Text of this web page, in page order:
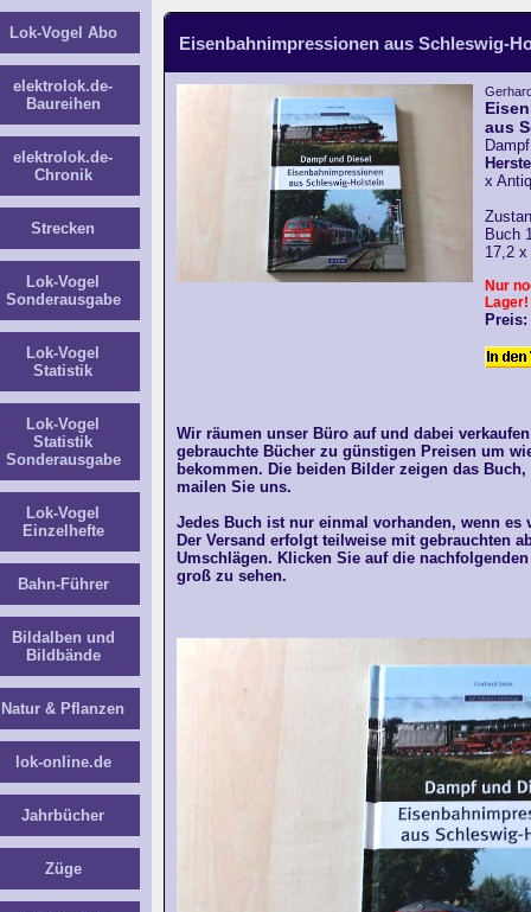
Eisenbahnimpressionen aus Schleswig-
Wir räumen unser Büro auf und dabei
gebrauchte Bücher zu günstigen Preisen um
bekommen. Die beiden Bilder zeigen das Buch,
mailen Sie uns.
Jedes Buch ist nur einmal vorhanden, wenn es
Der Versand erfolgt teilweise mit gebrauchten
Umschlägen. Klicken Sie auf die
groß zu sehen.
aus
x
Buch
17,2
Nur
Lager!
Lok-Vogel Abo
elektrolok.de-
Baureihen
elektrolok.de-
Chronik
Strecken
Lok-Vogel
Sonderausgabe
Lok-Vogel
Statistik
Lok-Vogel
Statistik
Sonderausgabe
Lok-Vogel
Einzelhefte
Bahn-Führer
Bildalben und
Bildbände
Natur & Pflanzen
lok-online.de
Jahrbücher
Züge